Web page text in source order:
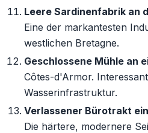
Leere Sardinenfabrik an
Eine der markantesten
westlichen Bretagne.
Geschlossene Mühle an
Côtes-d'Armor.
Wasserinfrastruktur.
Verlassener Bürotrakt
Die härtere, modernere